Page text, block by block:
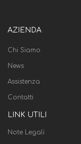
AZIENDA
Chi Siamo
News
Assistenza
Contatti
LINK UTILI
Note Legali